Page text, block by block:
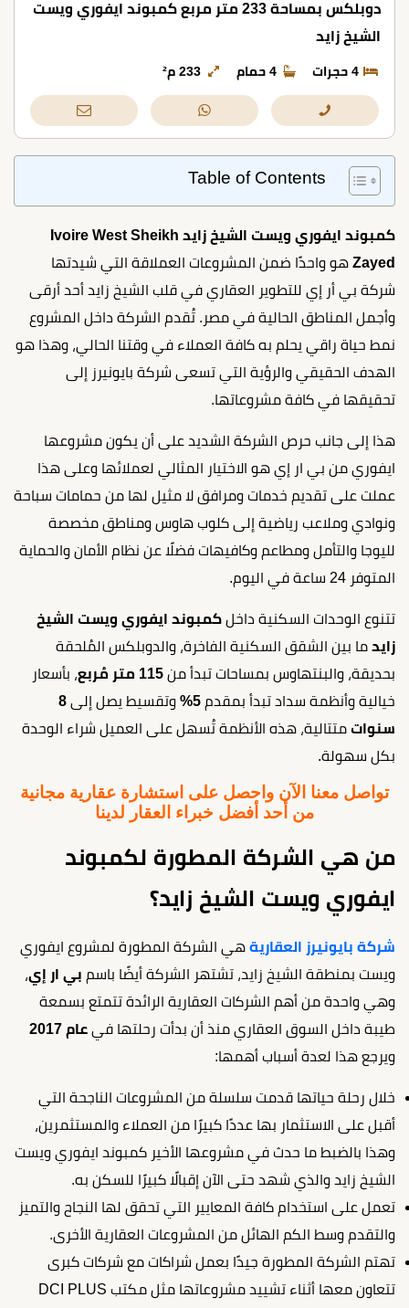
دوبلكس بمساحة 233 متر مربع كمبوند ايفوري ويست
الشيخ زايد
4 حجرات 4 حمام 233 م²
Table of Contents
كمبوند ايفوري ويست الشيخ زايد Ivoire West Sheikh
Zayed هو واحدًا ضمن المشروعات العملاقة التي شيدتها
شركة بي أر إي للتطوير العقاري في قلب الشيخ زايد أحد أرقى
وأجمل المناطق الحالية في مصر. تُقدم الشركة داخل المشروع
نمط حياة راقي يحلم به كافة العملاء في وقتنا الحالي، وهذا هو
الهدف الحقيقي والرؤية التي تسعى شركة بايونيرز إلى
تحقيقها في كافة مشروعاتها.
هذا إلى جانب حرص الشركة الشديد على أن يكون مشروعها
ايفوري من بي ار إي هو الاختيار المثالي لعملائها وعلى هذا
عملت على تقديم خدمات ومرافق لا مثيل لها من حمامات سباحة
ونوادي وملاعب رياضية إلى كلوب هاوس ومناطق مخصصة
لليوجا والتأمل ومطاعم وكافيهات فضلًا عن نظام الأمان والحماية
المتوفر 24 ساعة في اليوم.
تتنوع الوحدات السكنية داخل كمبوند ايفوري ويست الشيخ
زايد ما بين الشقق السكنية الفاخرة، والدوبلكس المُلحقة
بحديقة، والبنتهاوس بمساحات تبدأ من 115 متر مُربع
، بأسعار
خيالية وأنظمة سداد تبدأ بمقدم 5% وتقسيط يصل إلى 8
سنوات متتالية، هذه الأنظمة تُسهل على العميل شراء الوحدة
بكل سهولة.
تواصل معنا الآن واحصل على استشارة عقارية مجانية
من أحد أفضل خبراء العقار لدينا
من هي الشركة المطورة لكمبوند
ايفوري ويست الشيخ زايد؟
شركة بايونيرز العقارية هي الشركة المطورة لمشروع ايفوري
ويست بمنطقة الشيخ زايد، تشتهر الشركة أيضًا باسم بي ار إي،
وهي واحدة من أهم الشركات العقارية الرائدة تتمتع بسمعة
طيبة داخل السوق العقاري منذ أن بدأت رحلتها في عام 2017
ويرجع هذا لعدة أسباب أهمها:
خلال رحلة حياتها قدمت سلسلة من المشروعات الناجحة التي
أقبل على الاستثمار بها عددًا كبيرًا من العملاء والمستثمرين،
وهذا بالضبط ما حدث في مشروعها الأخير كمبوند ايفوري ويست
الشيخ زايد والذي شهد حتى الآن إقبالًا كبيرًا للسكن به.
تعمل على استخدام كافة المعايير التي تحقق لها النجاح والتميز
والتقدم وسط الكم الهائل من المشروعات العقارية الأخرى.
تهتم الشركة المطورة جيدًا بعمل شراكات مع شركات كبرى
تتعاون معها أثناء تشييد مشروعاتها مثل مكتب DCI PLUS